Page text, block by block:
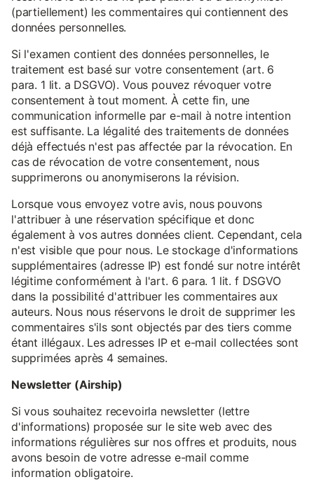
(partiellement) les commentaires qui contiennent des
données personnelles.
Si l'examen contient des données personnelles, le
traitement est basé sur votre consentement (art. 6
para. 1 lit. a DSGVO). Vous pouvez révoquer votre
consentement à tout moment. À cette fin, une
communication informelle par e-mail à notre intention
est suffisante. La légalité des traitements de données
déjà effectués n'est pas affectée par la révocation. En
cas de révocation de votre consentement, nous
supprimerons ou anonymiserons la révision.
Lorsque vous envoyez votre avis, nous pouvons
l'attribuer à une réservation spécifique et donc
également à vos autres données client. Cependant, cela
n'est visible que pour nous. Le stockage d'informations
supplémentaires (adresse IP) est fondé sur notre intérêt
légitime conformément à l'art. 6 para. 1 lit. f DSGVO
dans la possibilité d'attribuer les commentaires aux
auteurs. Nous nous réservons le droit de supprimer les
commentaires s'ils sont objectés par des tiers comme
étant illégaux. Les adresses IP et e-mail collectées sont
supprimées après 4 semaines.
Newsletter (Airship)
Si vous souhaitez recevoirla newsletter (lettre
d'informations) proposée sur le site web avec des
informations régulières sur nos offres et produits, nous
avons besoin de votre adresse e-mail comme
information obligatoire.